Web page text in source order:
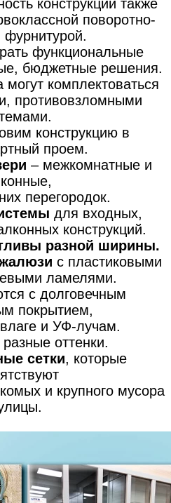
конструкции также
поворотно-
фурнитурой.
функциональные
бюджетные решения.
комплектоваться
противовзломными
конструкцию в
проем.
– межкомнатные и
перегородок.
для входных,
конструкций.
разной ширины.
с пластиковыми
ламелями.
с долговечным
покрытием,
и УФ-лучам.
оттенки.
сетки, которые
и крупного мусора